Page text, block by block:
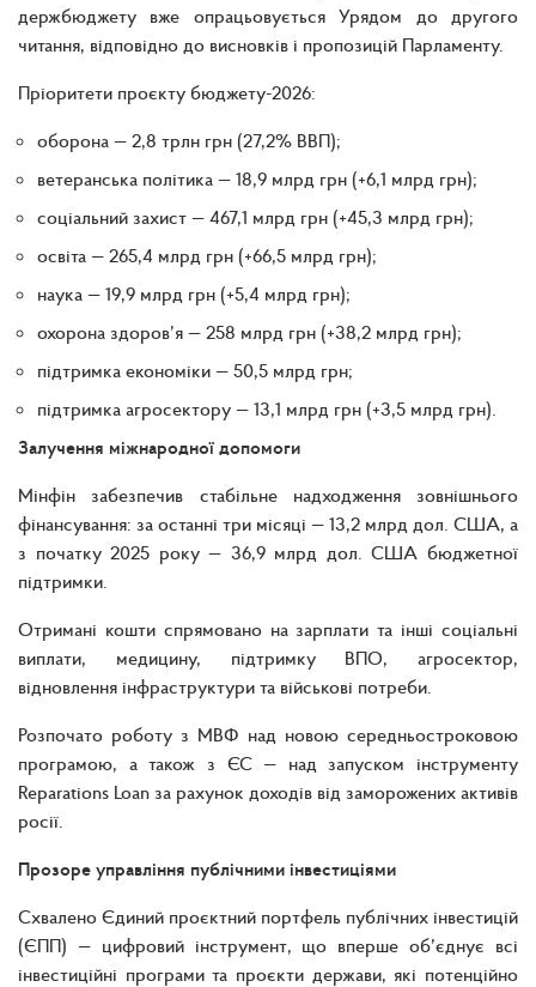
держбюджету вже опрацьовується Урядом до другого
читання, відповідно до висновків і пропозицій Парламенту.
Пріоритети проєкту бюджету-2026:
оборона — 2,8 трлн грн (27,2% ВВП);
ветеранська політика — 18,9 млрд грн (+6,1 млрд грн);
соціальний захист — 467,1 млрд грн (+45,3 млрд грн);
освіта — 265,4 млрд грн (+66,5 млрд грн);
наука — 19,9 млрд грн (+5,4 млрд грн);
охорона здоров’я — 258 млрд грн (+38,2 млрд грн);
підтримка економіки — 50,5 млрд грн;
підтримка агросектору — 13,1 млрд грн (+3,5 млрд грн).
Залучення міжнародної допомоги
Мінфін забезпечив стабільне надходження зовнішнього
фінансування: за останні три місяці — 13,2 млрд дол. США, а
з початку 2025 року — 36,9 млрд дол. США бюджетної
підтримки.
Отримані кошти спрямовано на зарплати та інші соціальні
виплати, медицину, підтримку ВПО, агросектор,
відновлення інфраструктури та військові потреби.
Розпочато роботу з МВФ над новою середньостроковою
програмою, а також з ЄС — над запуском інструменту
Reparations Loan за рахунок доходів від заморожених активів
росії.
Прозоре управління публічними інвестиціями
Схвалено Єдиний проєктний портфель публічних інвестицій
(ЄПП) — цифровий інструмент, що вперше об’єднує всі
інвестиційні програми та проєкти держави, які потенційно